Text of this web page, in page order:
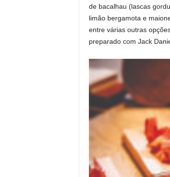
de bacalhau (lascas
limão bergamota e
entre várias outras
preparado com Jack